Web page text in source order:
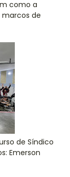
como a
marcos de
de Síndico
Emerson